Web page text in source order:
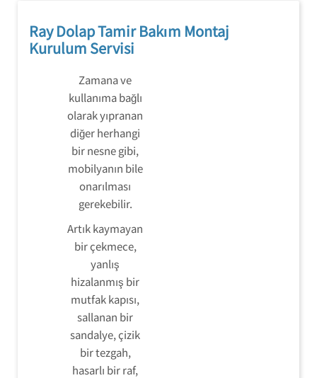
Ray Dolap Tamir Bakım Montaj
Kurulum Servisi
Zamana ve
kullanıma bağlı
olarak yıpranan
diğer herhangi
bir nesne gibi,
mobilyanın bile
onarılması
gerekebilir.
Artık kaymayan
bir çekmece,
yanlış
hizalanmış bir
mutfak kapısı,
sallanan bir
sandalye, çizik
bir tezgah,
hasarlı bir raf,